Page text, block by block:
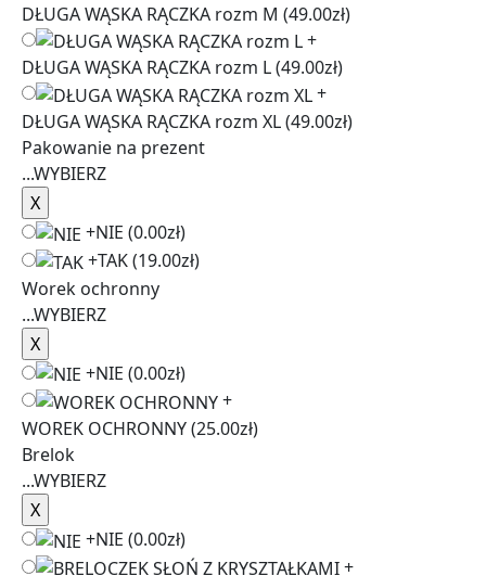
DŁUGA WĄSKA RĄCZKA rozm M (49.00zł)
+
DŁUGA WĄSKA RĄCZKA rozm L(49.00zł)
+
DŁUGA WĄSKA RĄCZKA rozm XL(49.00zł)
Pakowanie na prezent
...WYBIERZ
+NIE (0.00zł)
+TAK(19.00zł)
Worek ochronny
...WYBIERZ
+NIE (0.00zł)
+
WOREK OCHRONNY(25.00zł)
Brelok
...WYBIERZ
+NIE (0.00zł)
+